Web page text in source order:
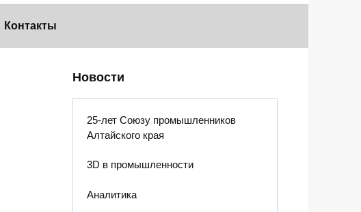
Контакты
Новости
25-лет Союзу промышленников
Алтайского края
3D в промышленности
Аналитика